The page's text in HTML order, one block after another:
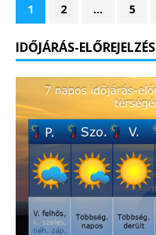
1 2 … 5
IDŐJÁRÁS-ELŐREJELZÉS